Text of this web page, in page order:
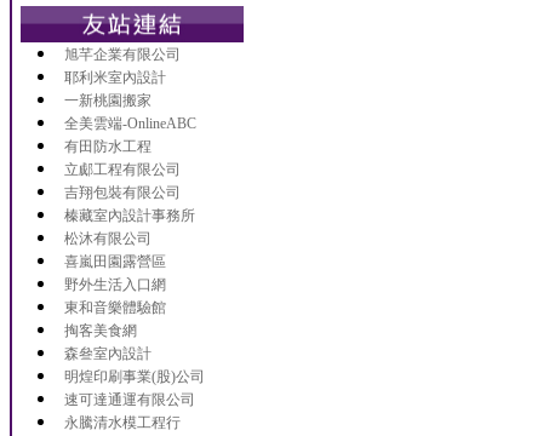
旭芊企業有限公司
耶利米室內設計
一新桃園搬家
全美雲端-OnlineABC
有田防水工程
立郕工程有限公司
吉翔包裝有限公司
榛藏室內設計事務所
松沐有限公司
喜嵐田園露營區
野外生活入口網
東和音樂體驗館
掏客美食網
森叄室內設計
明煌印刷事業(股)公司
速可達通運有限公司
永騰清水模工程行